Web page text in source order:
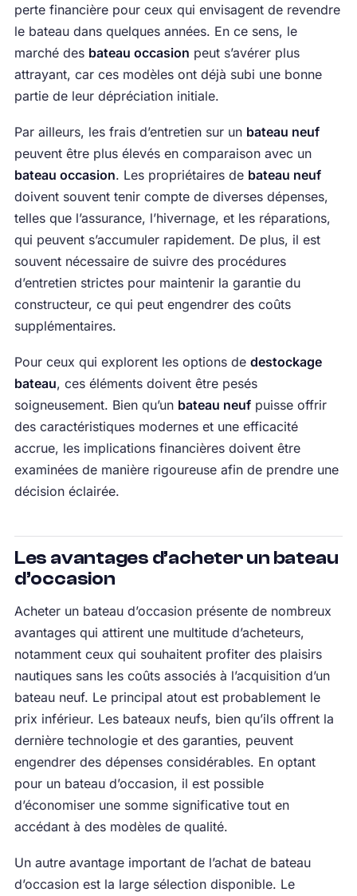
perte financière pour ceux qui envisagent de revendre
le bateau dans quelques années. En ce sens, le
marché des bateau occasion peut s’avérer plus
attrayant, car ces modèles ont déjà subi une bonne
partie de leur dépréciation initiale.
Par ailleurs, les frais d’entretien sur un bateau neuf
peuvent être plus élevés en comparaison avec un
bateau occasion. Les propriétaires de bateau neuf
doivent souvent tenir compte de diverses dépenses,
telles que l’assurance, l’hivernage, et les réparations,
qui peuvent s’accumuler rapidement. De plus, il est
souvent nécessaire de suivre des procédures
d’entretien strictes pour maintenir la garantie du
constructeur, ce qui peut engendrer des coûts
supplémentaires.
Pour ceux qui explorent les options de destockage
bateau, ces éléments doivent être pesés
soigneusement. Bien qu’un bateau neufpuisse offrir
des caractéristiques modernes et une efficacité
accrue, les implications financières doivent être
examinées de manière rigoureuse afin de prendre une
décision éclairée.
Les avantages d’acheter un bateau
d’occasion
Acheter un bateau d’occasion présente de nombreux
avantages qui attirent une multitude d’acheteurs,
notamment ceux qui souhaitent profiter des plaisirs
nautiques sans les coûts associés à l’acquisition d’un
bateau neuf. Le principal atout est probablement le
prix inférieur. Les bateaux neufs, bien qu’ils offrent la
dernière technologie et des garanties, peuvent
engendrer des dépenses considérables. En optant
pour un bateau d’occasion, il est possible
d’économiser une somme significative tout en
accédant à des modèles de qualité.
Un autre avantage important de l’achat de bateau
d’occasion est la large sélection disponible. Le